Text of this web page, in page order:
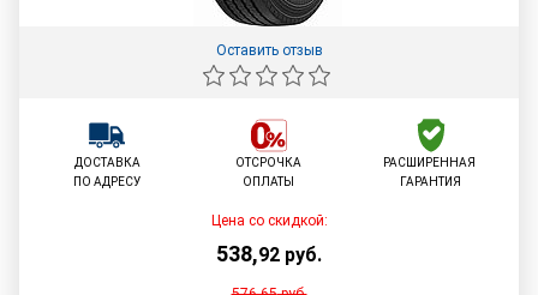
Оставить отзыв
ДОСТАВКА
ПО АДРЕСУ
ОТСРОЧКА
ОПЛАТЫ
РАСШИРЕННАЯ
ГАРАНТИЯ
Цена со скидкой:
538,92 руб.